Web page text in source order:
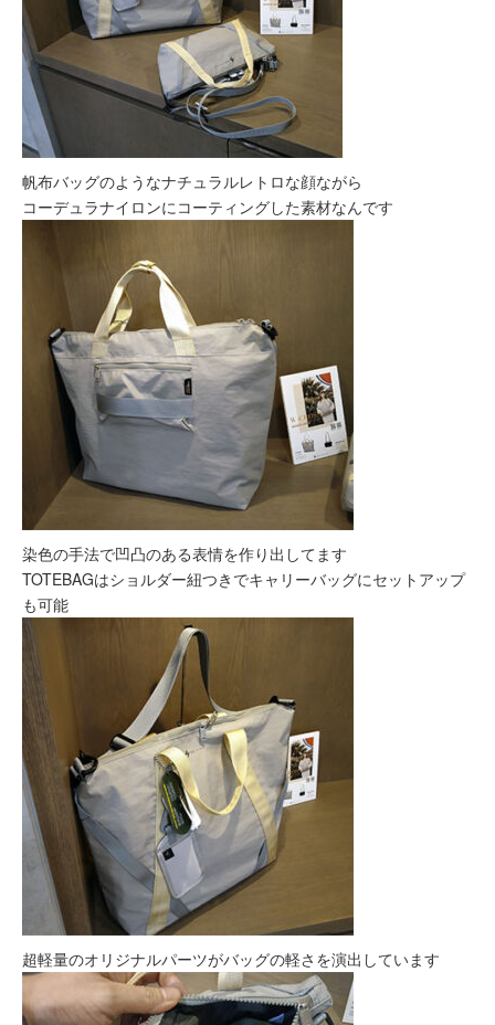
帆布バッグのようなナチュラルレトロな顔ながら
コーデュラナイロンにコーティングした素材なんです
染色の手法で凹凸のある表情を作り出してます
TOTEBAGはショルダー紐つきでキャリーバッグにセットアップ
も可能
超軽量のオリジナルパーツがバッグの軽さを演出しています